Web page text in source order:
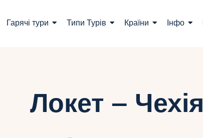
Гарячі тури Типи Турів Країни Інфо
Країни
Інфо
Локет – Чехія